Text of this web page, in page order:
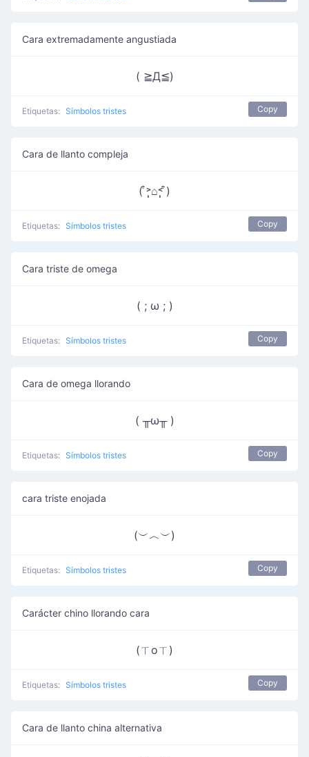
Cara extremadamente angustiada
( ≧Д≦)
Etiquetas: Símbolos tristes Copy
Cara de llanto compleja
( ͒˃̩̩⌂˂̩̩ ͒)
Etiquetas: Símbolos tristes Copy
Cara triste de omega
( ; ω ; )
Etiquetas: Símbolos tristes Copy
Cara de omega llorando
( ╥ω╥ )
Etiquetas: Símbolos tristes Copy
cara triste enojada
(︶︿︶)
Etiquetas: Símbolos tristes Copy
Carácter chino llorando cara
(ㄒoㄒ)
Etiquetas: Símbolos tristes Copy
Cara de llanto china alternativa